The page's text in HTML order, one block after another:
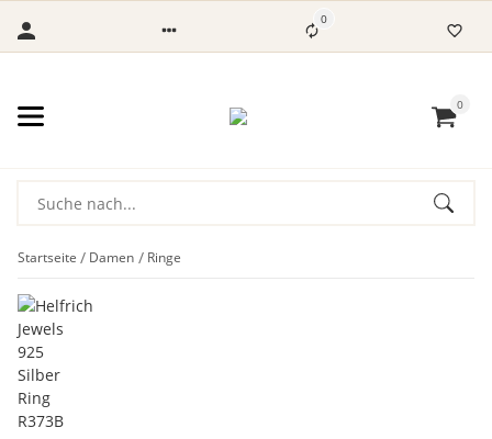
0
0
Startseite Damen Ringe